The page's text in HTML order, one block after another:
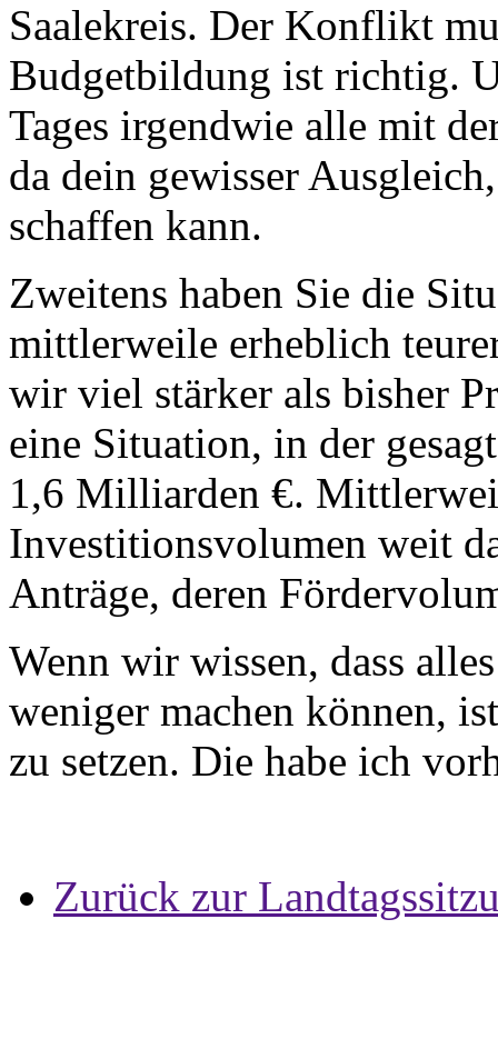
Saalekreis. Der Konflikt
Budgetbildung ist richtig.
Tages irgendwie alle mit
da dein gewisser
schaffen kann.
Zweitens haben Sie die
mittlerweile erheblich
wir viel stärker als bisher
eine Situation, in der
1,6 Milliarden €.
Investitionsvolumen weit
Anträge, deren
Wenn wir wissen, dass
weniger machen können,
zu setzen. Die habe ich
Zurück zur